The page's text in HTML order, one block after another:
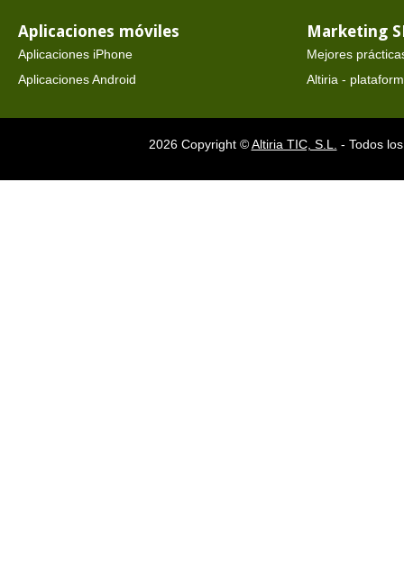
Aplicaciones móviles
Aplicaciones iPhone
Aplicaciones Android
Marketing
Mejores
Altiria -
2026 Copyright ©Altiria TIC, S.L. - Todos